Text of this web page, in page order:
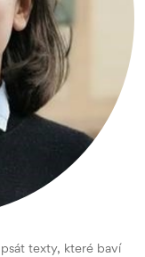
texty, které baví